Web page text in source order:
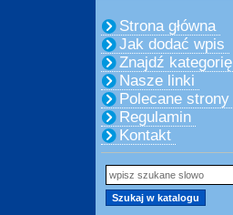
Strona główna
Jak dodać wpis
Znajdź kategorię
Nasze linki
Polecane strony
Regulamin
Kontakt